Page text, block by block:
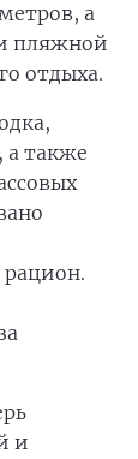
а
пляжной
отдыха.
а также
и